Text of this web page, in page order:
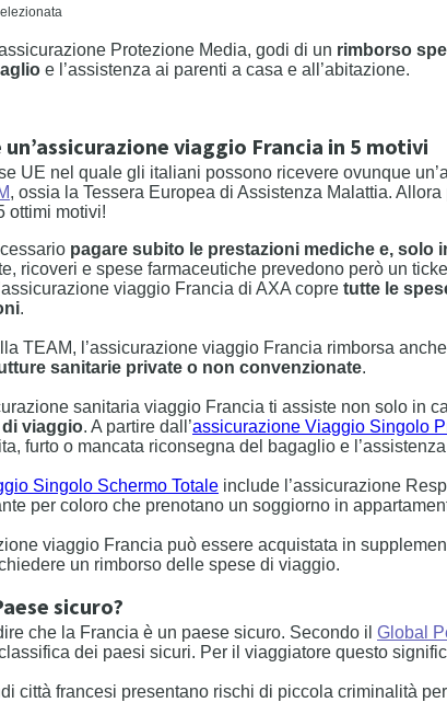
Protezione Media, godi di un rimborso
e l’assistenza ai parenti a casa e all’abitazione.
viaggio Francia in 5 motivi
UE nel quale gli italiani possono ricevere ovunque
, ossia la Tessera Europea di Assistenza Malattia.
ottimi motivi!
pagare subito le prestazioni mediche e, solo
ricoveri e spese farmaceutiche prevedono però un
viaggio Francia di AXA copre tutte le
.
TEAM, l’assicurazione viaggio Francia rimborsa anche
sanitarie private o non convenzionate.
sanitaria viaggio Francia ti assiste non solo in
viaggio. A partire dall’assicurazione Viaggio Singolo
furto o mancata riconsegna del bagaglio e
Singolo Schermo Totale include l’assicurazione
per coloro che prenotano un soggiorno in
viaggio Francia può essere acquistata in
un rimborso delle spese di viaggio.
sicuro?
che la Francia è un paese sicuro. Secondo il Global
dei paesi sicuri. Per il viaggiatore questo
città francesi presentano rischi di piccola criminalità